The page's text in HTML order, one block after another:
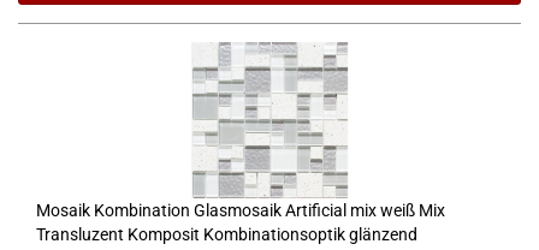
Mosaik Kombination Glasmosaik Artificial mix weiß Mix
Transluzent Komposit Kombinationsoptik glänzend